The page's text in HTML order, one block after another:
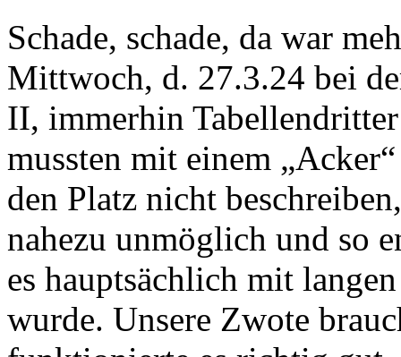
Schade, schade, da war
Mittwoch, d. 27.3.24 bei
II, immerhin
mussten mit einem
den Platz nicht
nahezu unmöglich und so
es hauptsächlich mit
wurde. Unsere Zwote